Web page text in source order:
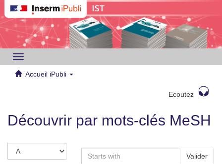
Toggle
navigation
Accueil iPubli
Ecoutez
Découvrir par mots-clés MeSH
Valider